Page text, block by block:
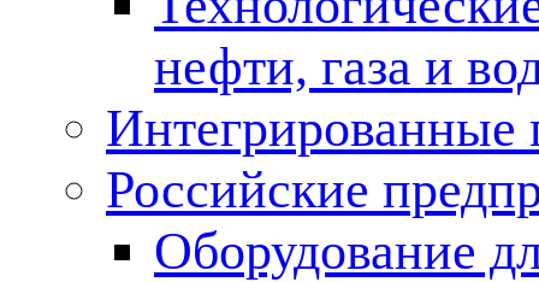
нефти, газа и
Российские
Оборудование